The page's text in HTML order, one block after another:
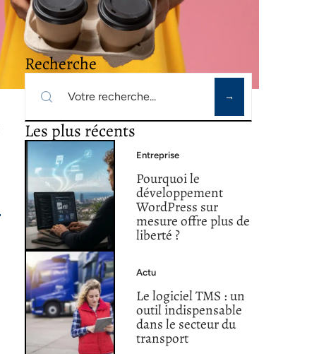
Recherche
Les plus récents
Entreprise
Pourquoi le
développement
WordPress sur
mesure offre plus de
liberté ?
Actu
Le logiciel TMS : un
outil indispensable
dans le secteur du
transport